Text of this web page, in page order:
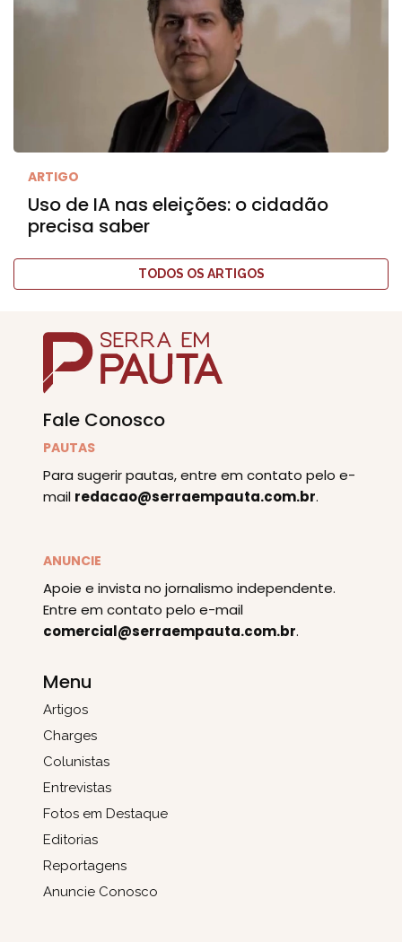
ARTIGO
Uso de IA nas eleições: o cidadão
precisa saber
TODOS OS ARTIGOS
Fale Conosco
PAUTAS
Para sugerir pautas, entre em contato pelo e-
mail redacao@serraempauta.com.br.
ANUNCIE
Apoie e invista no jornalismo independente.
Entre em contato pelo e-mail
comercial@serraempauta.com.br.
Menu
Artigos
Charges
Colunistas
Entrevistas
Fotos em Destaque
Editorias
Reportagens
Anuncie Conosco